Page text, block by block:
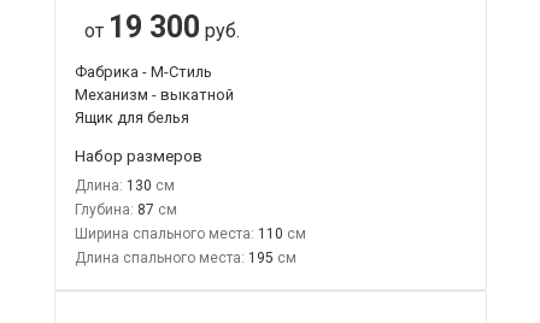
от 19 300 руб.
Фабрика - М-Стиль
Механизм - выкатной
Ящик для белья
Набор размеров
Длина: 130
Глубина: 87
Ширина спального места: 110
Длина спального места: 195